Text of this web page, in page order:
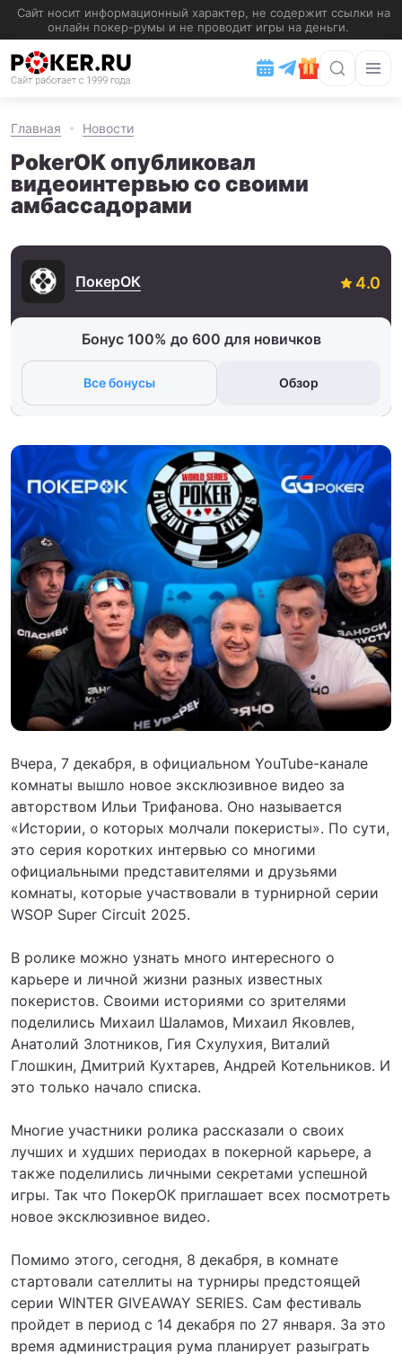
Главная Новости
PokerOK опубликовал
видеоинтервью со своими
амбассадорами
ПокерОК
Бонус 100% до 600 для новичков
Все бонусы Обзор
Вчера, 7 декабря, в официальном YouTube-канале
комнаты вышло новое эксклюзивное видео за
авторством Ильи Трифанова. Оно называется
«Истории, о которых молчали покеристы». По сути,
это серия коротких интервью со многими
официальными представителями и друзьями
комнаты, которые участвовали в турнирной серии
WSOP Super Circuit 2025.
В ролике можно узнать много интересного о
карьере и личной жизни разных известных
покеристов. Своими историями со зрителями
поделились Михаил Шаламов, Михаил Яковлев,
Анатолий Злотников, Гия Схулухия, Виталий
Глошкин, Дмитрий Кухтарев, Андрей Котельников. И
это только начало списка.
Многие участники ролика рассказали о своих
лучших и худших периодах в покерной карьере, а
также поделились личными секретами успешной
игры. Так что ПокерОК приглашает всех посмотреть
новое эксклюзивное видео.
Помимо этого, сегодня, 8 декабря, в комнате
стартовали сателлиты на турниры предстоящей
серии WINTER GIVEAWAY SERIES. Сам фестиваль
пройдет в период с 14 декабря по 27 января. За это
время администрация рума планирует разыграть